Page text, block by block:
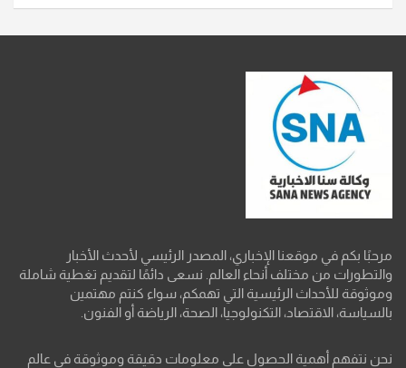
مرحبًا بكم في موقعنا الإخباري، المصدر الرئيسي لأحدث الأخبار
والتطورات من مختلف أنحاء العالم. نسعى دائمًا لتقديم تغطية شاملة
وموثوقة للأحداث الرئيسية التي تهمكم، سواء كنتم مهتمين
بالسياسة، الاقتصاد، التكنولوجيا، الصحة، الرياضة أو الفنون.
نحن نتفهم أهمية الحصول على معلومات دقيقة وموثوقة في عالم